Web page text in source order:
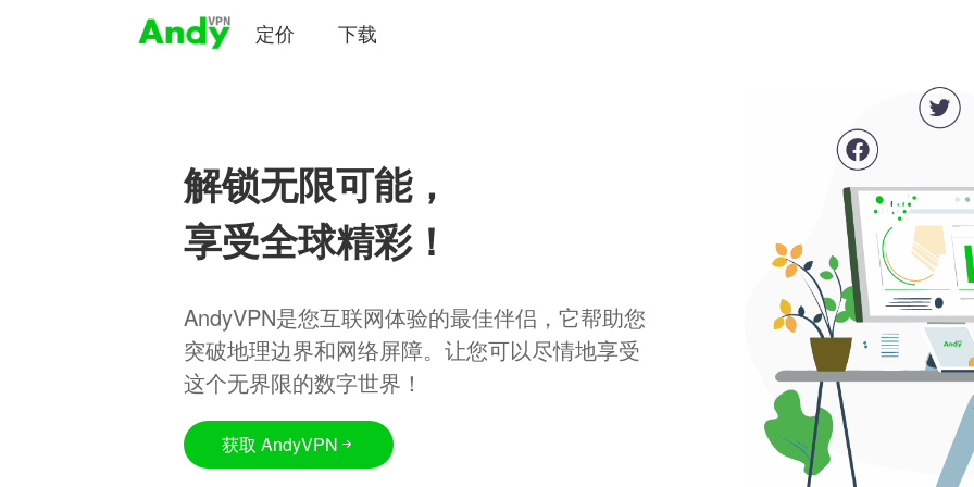
定价 下载
解锁无限可能，
享受全球精彩！
AndyVPN是您互联网体验的最佳伴侣，它帮助您
突破地理边界和网络屏障。让您可以尽情地享受
这个无界限的数字世界！
获取 AndyVPN